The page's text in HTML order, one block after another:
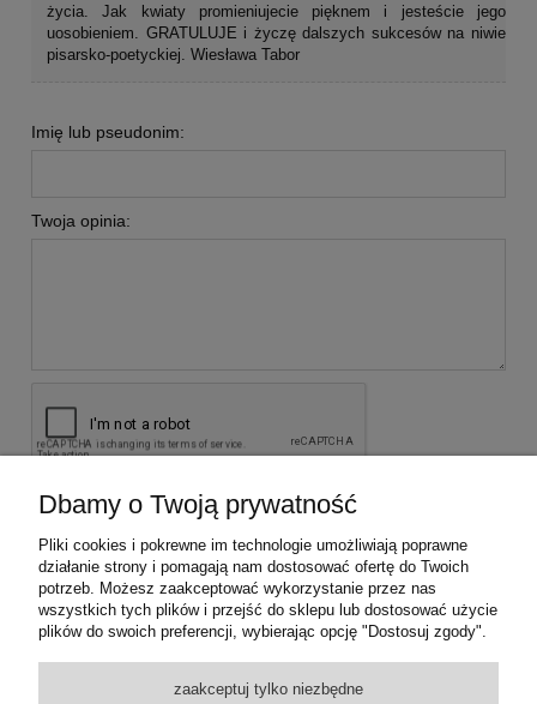
życia. Jak kwiaty promieniujecie pięknem i jesteście jego
uosobieniem. GRATULUJE i życzę dalszych sukcesów na niwie
pisarsko-poetyckiej. Wiesława Tabor
Imię lub pseudonim:
Twoja opinia:
KONTAKT Z NAMI
INFORMACJE
Dbamy o Twoją prywatność
Pliki cookies i pokrewne im technologie umożliwiają poprawne
działanie strony i pomagają nam dostosować ofertę do Twoich
potrzeb. Możesz zaakceptować wykorzystanie przez nas
wszystkich tych plików i przejść do sklepu lub dostosować użycie
plików do swoich preferencji, wybierając opcję "Dostosuj zgody".
zaakceptuj tylko niezbędne